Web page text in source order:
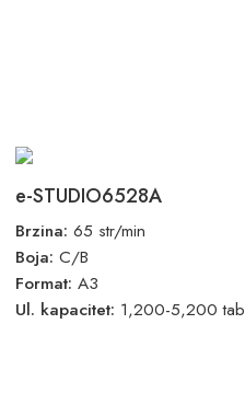
e-STUDIO6528A
Brzina: 65 str/min
Boja: C/B
Format: A3
Ul. kapacitet: 1,200-5,200 tab